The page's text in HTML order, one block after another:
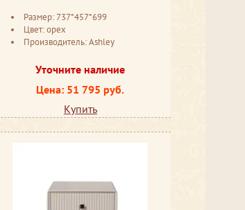
Размер: 737*457*699
Цвет: орех
Производитель: Ashley
Уточните наличие
Цена: 51 795 руб.
Купить